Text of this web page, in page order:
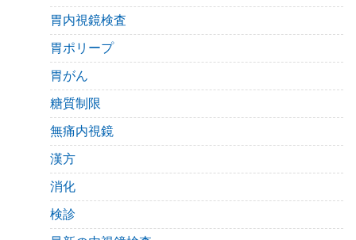
胃内視鏡検査
胃ポリープ
胃がん
糖質制限
無痛内視鏡
漢方
消化
検診